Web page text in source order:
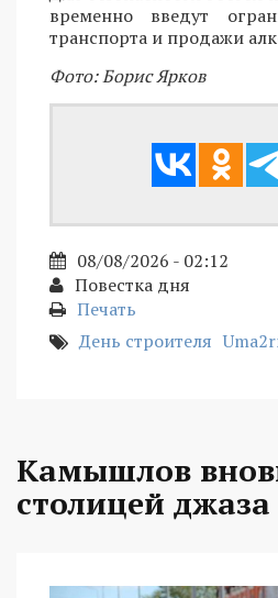
временно введут
транспорта и продажи
Фото: Борис Ярков
08/08/2026 - 02:12
Повестка дня
Печать
День строителя
Камышлов
столицей джаза